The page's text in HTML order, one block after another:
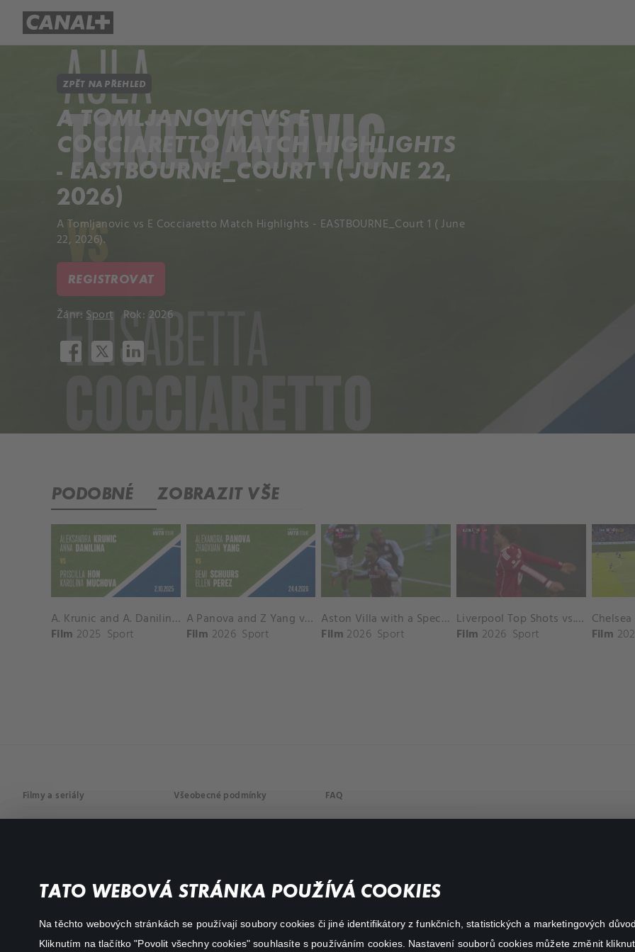
TATO WEBOVÁ STRÁNKA POUŽÍVÁ COOKIES
Na těchto webových stránkách se používají soubory cookies či jiné identifikátory z funkčních, statistických a marketingových
Kliknutím na tlačítko "Povolit všechny cookies" souhlasíte s používáním cookies. Nastavení souborů cookies můžete změnit
ZPĚT NA PŘEHLED
A TOMLJANOVIC VS E
COCCIARETTO MATCH HIGHLIGHTS
- EASTBOURNE_COURT 1 ( JUNE 22,
2026)
A Tomljanovic vs E Cocciaretto Match Highlights - EASTBOURNE_Court 1 ( June
22, 2026).
REGISTROVAT
Žánr:Sport Rok: 2026
PODOBNÉ ZOBRAZIT VŠE
A. Krunic and A. Danilina vs. P. Hon and K. Muchova Match Highlights - BEIJING_Capital Group Diamond ( October 02, 2025)
Film 2025 Sport
A Panova and Z Yang vs D Schuurs and E Perez Match Highlights - MADRID_Court 8 ( April 24, 2026)
Film 2026 Sport
Aston Villa with a Spectacular Goal vs. Nottingham Forest
Film 2026 Sport
Liverpool Top Shots vs. Fulham
Film 2026 Sport
Film
Filmy a seriály
Akční
Všeobecné podmínky FAQ